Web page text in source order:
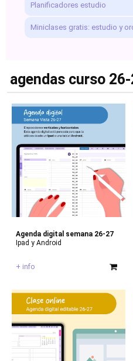
Planificadores estudio
Miniclases gratis: estudio y
agendas curso
Agenda digital semana 26-27
Ipad y Android
+ info